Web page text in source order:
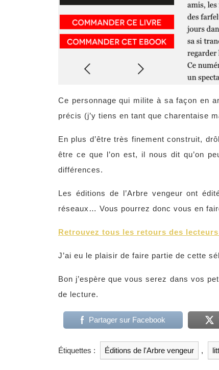
Ce personnage qui milite à sa façon en
précis (j’y tiens en tant que charentaise
En plus d’être très finement construit,
être ce que l’on est, il nous dit qu’on
différences.
Les éditions de l’Arbre vengeur ont
réseaux… Vous pourrez donc vous en
Retrouvez tous les retours des
J’ai eu le plaisir de faire partie de cette
Bon j’espère que vous serez dans vos
de lecture.
Partager sur Facebook
Étiquettes : Éditions de l'Arbre vengeur ,